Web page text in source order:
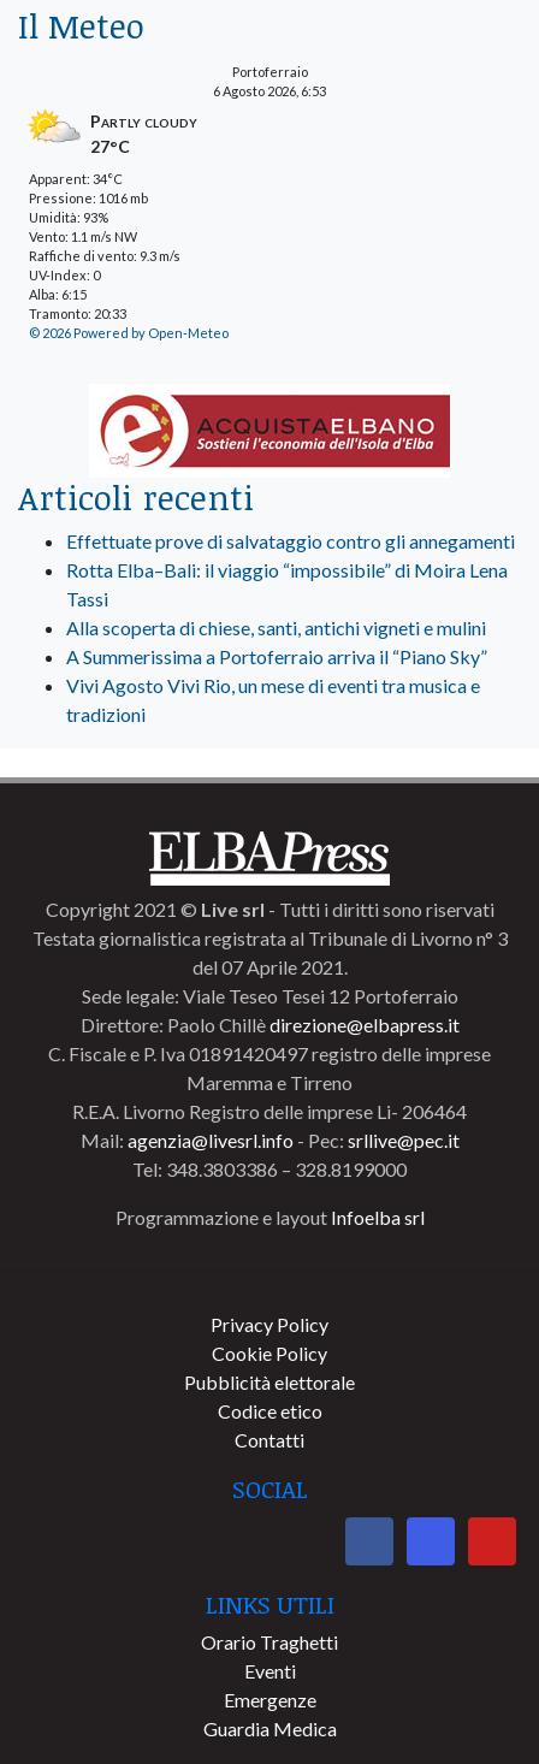
Il Meteo
Portoferraio
6 Agosto 2026, 6:53
Partly cloudy
27°C
Apparent: 34°C
Pressione: 1016 mb
Umidità: 93%
Vento: 1.1 m/s NW
Raffiche di vento: 9.3 m/s
UV-Index: 0
Alba: 6:15
Tramonto: 20:33
© 2026 Powered by Open-Meteo
Articoli recenti
Effettuate prove di salvataggio contro gli annegamenti
Rotta Elba–Bali: il viaggio “impossibile” di Moira Lena
Tassi
Alla scoperta di chiese, santi, antichi vigneti e mulini
A Summerissima a Portoferraio arriva il “Piano Sky”
Vivi Agosto Vivi Rio, un mese di eventi tra musica e
tradizioni
Copyright 2021 © Live srl - Tutti i diritti sono riservati
Testata giornalistica registrata al Tribunale di Livorno n° 3
del 07 Aprile 2021.
Sede legale: Viale Teseo Tesei 12 Portoferraio
Direttore: Paolo Chillèdirezione@elbapress.it
C. Fiscale e P. Iva 01891420497 registro delle imprese
Maremma e Tirreno
R.E.A. Livorno Registro delle imprese Li- 206464
Mail: agenzia@livesrl.info - Pec: srllive@pec.it
Tel: 348.3803386 – 328.8199000
Programmazione e layout Infoelba srl
Privacy Policy
Cookie Policy
Pubblicità elettorale
Codice etico
Contatti
SOCIAL
LINKS UTILI
Orario Traghetti
Eventi
Emergenze
Guardia Medica